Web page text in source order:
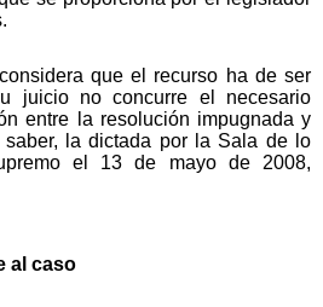
que el recurso ha de ser
juicio no concurre el necesario
entre la resolución impugnada y
saber, la dictada por la Sala de lo
el 13 de mayo de 2008,
al caso